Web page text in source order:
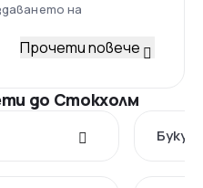
на
Прочети повече
до Стoкхолм